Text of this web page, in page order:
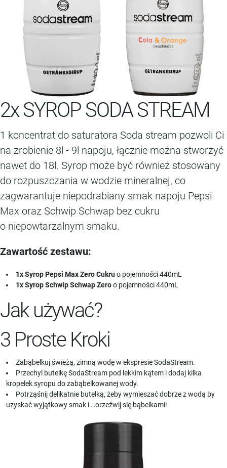
2x SYROP SODA STREAM
1 koncentrat do saturatora Soda stream pozwoli Ci
na zrobienie 8l - 9l napoju, łącznie można stworzyć
nawet do 18l. Syrop może być również stosowany
do rozpuszczania w wodzie mineralnej, co
zagwarantuje niepodrabiany smak napoju Pepsi
Max oraz Schwip Schwap bez cukru
o niepowtarzalnym smaku.
Zawartość zestawu:
1x Syrop Pepsi Max Zero Cukruo pojemności 440mL
1x Syrop Schwip Schwap Zeroo pojemności 440mL
Jak używać?
3 Proste Kroki
Zabąbelkuj świeżą, zimną wodę w ekspresie SodaStream.
Przechyl butelkę SodaStream pod lekkim kątem i dodaj kilka
kropelek syropu do zabąbelkowanej wody.
Potrząśnij delikatnie butelką, żeby wymieszać dobrze z wodą by
uzyskać wyjątkowy smak i …orzeźwij się bąbelkami!